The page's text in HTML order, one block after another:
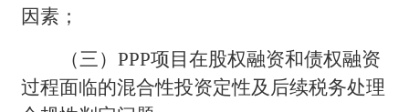
因素；
（三）PPP项目在股权融资和债权融资
过程面临的混合性投资定性及后续税务处理